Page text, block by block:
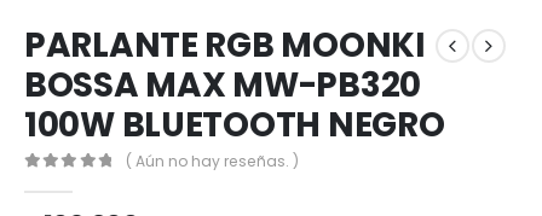
PARLANTE RGB MOONKI
BOSSA MAX MW-PB320
100W BLUETOOTH NEGRO
( Aún no hay reseñas. )